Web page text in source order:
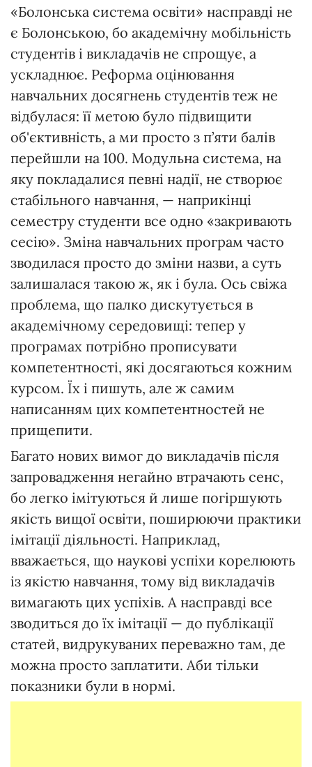
«Болонська система освіти» насправді не
є Болонською, бо академічну мобільність
студентів і викладачів не спрощує, а
ускладнює. Реформа оцінювання
навчальних досягнень студентів теж не
відбулася: її метою було підвищити
об'єктивність, а ми просто з п’яти балів
перейшли на 100. Модульна система, на
яку покладалися певні надії, не створює
стабільного навчання, — наприкінці
семестру студенти все одно «закривають
сесію». Зміна навчальних програм часто
зводилася просто до зміни назви, а суть
залишалася такою ж, як і була. Ось свіжа
проблема, що палко дискутується в
академічному середовищі: тепер у
програмах потрібно прописувати
компетентності, які досягаються кожним
курсом. Їх і пишуть, але ж самим
написанням цих компетентностей не
прищепити.
Багато нових вимог до викладачів після
запровадження негайно втрачають сенс,
бо легко імітуються й лише погіршують
якість вищої освіти, поширюючи практики
імітації діяльності. Наприклад,
вважається, що наукові успіхи корелюють
із якістю навчання, тому від викладачів
вимагають цих успіхів. А насправді все
зводиться до їх імітації — до публікації
статей, видрукуваних переважно там, де
можна просто заплатити. Аби тільки
показники були в нормі.